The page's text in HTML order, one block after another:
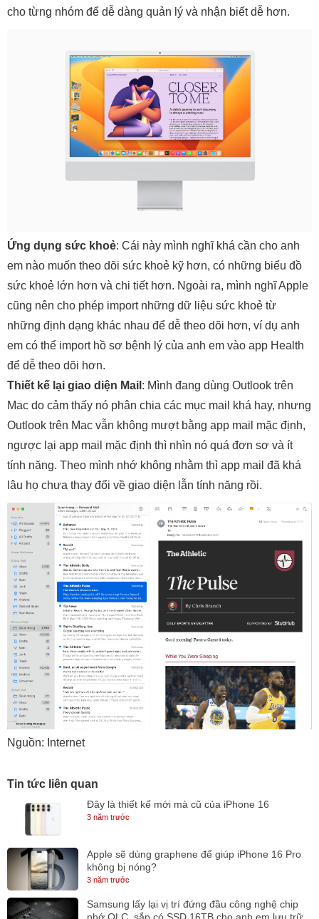
cho từng nhóm để dễ dàng quản lý và nhận biết dễ hơn.
Ứng dụng sức khoẻ: Cái này mình nghĩ khá cần cho anh
em nào muốn theo dõi sức khoẻ kỹ hơn, có những biểu đồ
sức khoẻ lớn hơn và chi tiết hơn. Ngoài ra, mình nghĩ Apple
cũng nên cho phép import những dữ liệu sức khoẻ từ
những định dạng khác nhau để dễ theo dõi hơn, ví dụ anh
em có thể import hồ sơ bệnh lý của anh em vào app Health
để dễ theo dõi hơn.
Thiết kế lại giao diện Mail : Mình đang dùng Outlook trên
Mac do cảm thấy nó phân chia các mục mail khá hay, nhưng
Outlook trên Mac vẫn không mượt bằng app mail mặc định,
ngược lại app mail mặc định thì nhìn nó quá đơn sơ và ít
tính năng. Theo mình nhớ không nhằm thì app mail đã khá
lâu họ chưa thay đổi về giao diện lẫn tính năng rồi.
Nguồn: Internet
Tin tức liên quan
Đây là thiết kế mới mà cũ của iPhone 16
3 năm trước
Apple sẽ dùng graphene để giúp iPhone 16 Pro
không bị nóng?
3 năm trước
Samsung lấy lại vị trí đứng đầu công nghệ chip
nhớ QLC, sắp có SSD 16TB cho anh em lưu trữ